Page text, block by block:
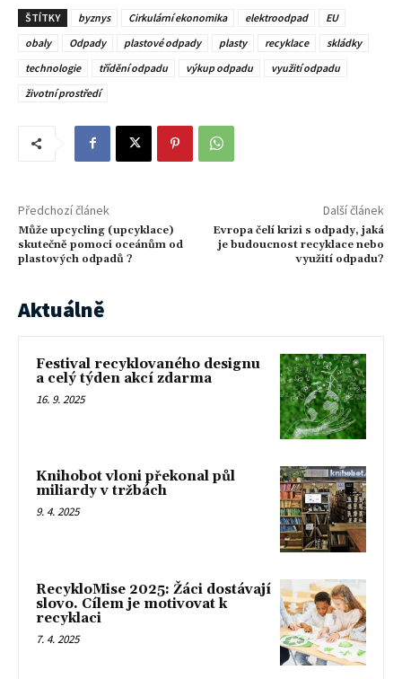
ŠTÍTKY byznys Cirkulární ekonomika elektroodpad
EU
obaly
Odpady plastové odpady plasty recyklace
skládky
technologie
třídění odpadu výkup odpadu
využití odpadu
životní prostředí
Předchozí článek
Může upcycling (upcyklace)
skutečně pomoci oceánům od
plastových odpadů ?
Další článek
Evropa čelí krizi s odpady, jaká
je budoucnost recyklace nebo
využití odpadu?
Aktuálně
Festival recyklovaného designu
a celý týden akcí zdarma
16. 9. 2025
Knihobot vloni překonal půl
miliardy v tržbách
9. 4. 2025
RecykloMise 2025: Žáci dostávají
slovo. Cílem je motivovat k
recyklaci
7. 4. 2025